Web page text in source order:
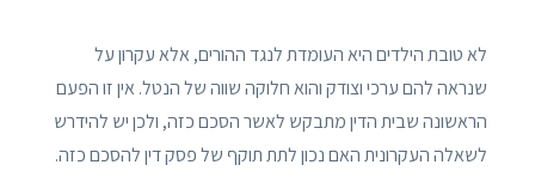
לא טובת הילדים היא העומדת לנגד ההורים, אלא עקרון על
שנראה להם ערכי וצודק והוא חלוקה שווה של הנטל. אין זו הפעם
הראשונה שבית הדין מתבקש לאשר הסכם כזה, ולכן יש להידרש
לשאלה העקרונית האם נכון לתת תוקף של פסק דין להסכם כזה.